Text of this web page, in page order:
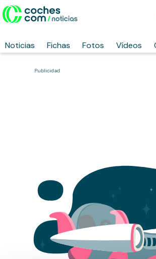
Noticias Fichas Fotos Vídeos
Publicidad